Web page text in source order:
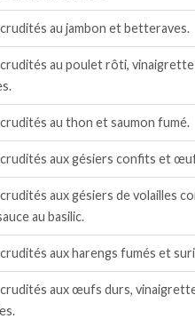
crudités au jambon et betteraves.
crudités au poulet rôti,
crudités au thon et saumon fumé.
crudités aux gésiers confits et
crudités aux gésiers de volailles
au basilic.
aux harengs fumés et
crudités aux œufs durs,